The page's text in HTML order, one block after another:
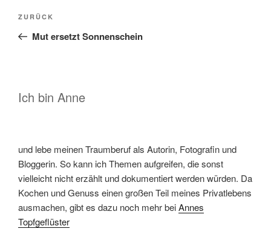
Beitragsnavigation
Vorheriger
Beitrag
ZURÜCK
Mut ersetzt Sonnenschein
Ich bin Anne
und lebe meinen Traumberuf als Autorin, Fotografin und
Bloggerin. So kann ich Themen aufgreifen, die sonst
vielleicht nicht erzählt und dokumentiert werden würden. Da
Kochen und Genuss einen großen Teil meines Privatlebens
ausmachen, gibt es dazu noch mehr beiAnnes
Topfgeflüster